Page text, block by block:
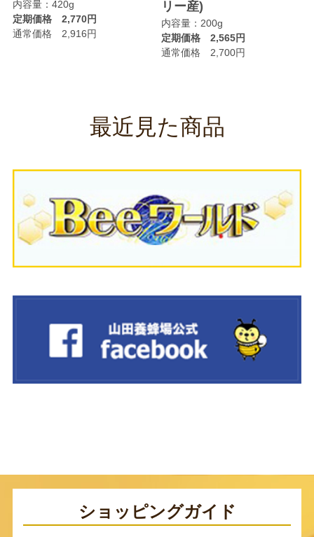
内容量：420g
定期価格 2,770円
通常価格 2,916円
リー産)
内容量：200g
定期価格 2,565円
通常価格 2,700円
最近見た商品
ショッピングガイド